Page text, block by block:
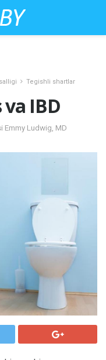
Tegishli shartlar
IBD
Emmy Ludwig, MD